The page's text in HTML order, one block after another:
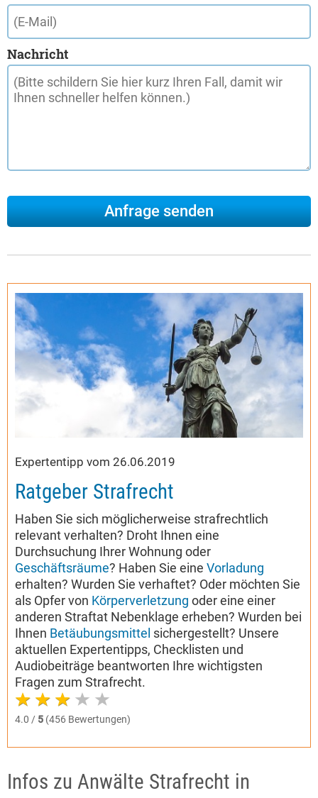
Nachricht
Expertentipp vom 26.06.2019
Ratgeber Strafrecht
Haben Sie sich möglicherweise strafrechtlich
relevant verhalten? Droht Ihnen eine
Durchsuchung Ihrer Wohnung oder
Geschäftsräume? Haben Sie eine Vorladung
erhalten? Wurden Sie verhaftet? Oder möchten Sie
als Opfer von Körperverletzung oder eine einer
anderen Straftat Nebenklage erheben? Wurden bei
Ihnen Betäubungsmittel sichergestellt? Unsere
aktuellen Expertentipps, Checklisten und
Audiobeiträge beantworten Ihre wichtigsten
Fragen zum Strafrecht.
4.0 / 5 (456 Bewertungen)
Infos zu Anwälte Strafrecht in